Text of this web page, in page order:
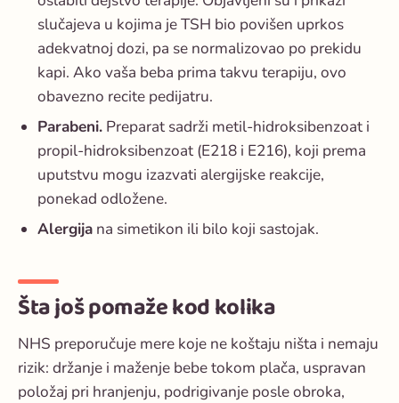
slučajeva u kojima je TSH bio povišen uprkos
adekvatnoj dozi, pa se normalizovao po prekidu
kapi. Ako vaša beba prima takvu terapiju, ovo
obavezno recite pedijatru.
Parabeni. Preparat sadrži metil-hidroksibenzoat i
propil-hidroksibenzoat (E218 i E216), koji prema
uputstvu mogu izazvati alergijske reakcije,
ponekad odložene.
Alergija na simetikon ili bilo koji sastojak.
Šta još pomaže kod kolika
NHS preporučuje mere koje ne koštaju ništa i nemaju
rizik: držanje i maženje bebe tokom plača, uspravan
položaj pri hranjenju, podrigivanje posle obroka,